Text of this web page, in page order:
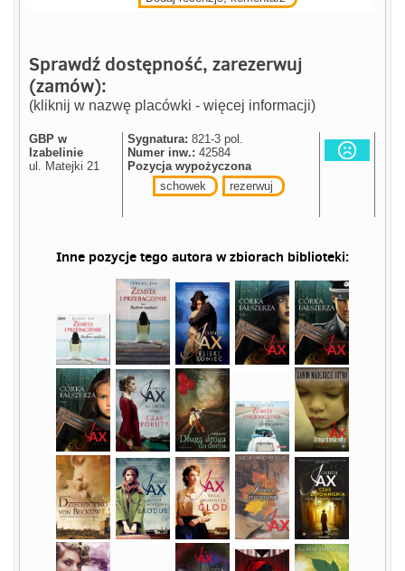
Sprawdź dostępność, zarezerwuj
(zamów):
(kliknij w nazwę placówki - więcej informacji)
GBP w
Izabelinie
ul. Matejki 21
Sygnatura: 821-3 pol.
Numer inw.: 42584
Pozycja wypożyczona
schowek
rezerwuj
Inne pozycje tego autora w zbiorach biblioteki: